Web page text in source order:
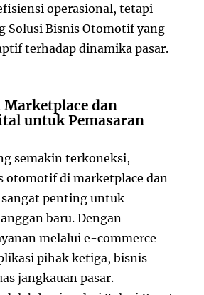
operasional, tetapi
Solusi Bisnis Otomotif yang
terhadap dinamika pasar.
dan
untuk Pemasaran
semakin terkoneksi,
otomotif di marketplace dan
penting untuk
baru. Dengan
melalui e-commerce
pihak ketiga, bisnis
jangkauan pasar.